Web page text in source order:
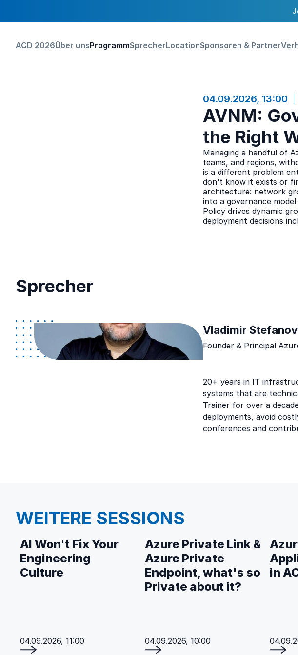
Hauptmenü
ACD 2026Über unsProgrammSprecherLocationSponsoren & Partner
04.09.2026, 13:00
AVNM:
the Right
Managing a handful of
teams, and regions,
is a different problem
don't know it exists or
architecture: network
into a governance
Policy drives dynamic
deployment decisions
Sprecher
Vladimir
Founder & Principal
20+ years in IT
systems that are
Trainer for over a
deployments, avoid
conferences and
WEITERE SESSIONS
AI Won't Fix Your
Engineering
Culture
04.09.2026, 11:00
Azure Private Link &
Azure Private
Endpoint, what's so
Private about it?
04.09.2026, 10:00
in